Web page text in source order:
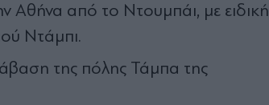
Αθήνα από το Ντουμπάι, με ειδική
Ντάμπι.
της πόλης Τάμπα της